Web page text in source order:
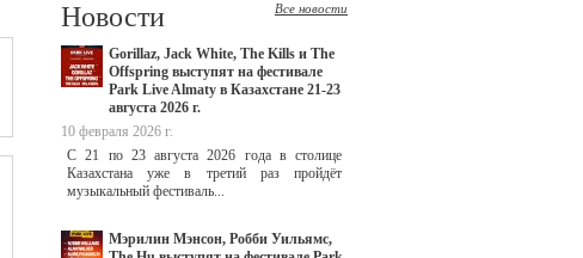
Новости Все новости
Gorillaz, Jack White, The Kills и The
Offspring выступят на фестивале
Park Live Almaty в Казахстане 21-23
августа 2026 г.
10 февраля 2026 г.
С 21 по 23 августа 2026 года в столице
Казахстана уже в третий раз пройдёт
музыкальный фестиваль...
Мэрилин Мэнсон, Робби Уильямс,